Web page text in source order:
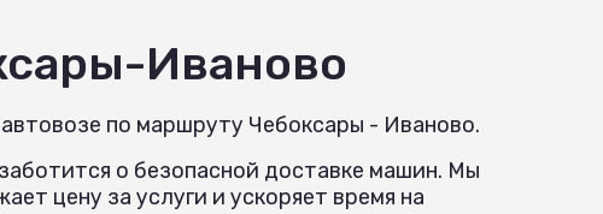
Иваново
по маршруту Чебоксары - Иваново.
о безопасной доставке машин. Мы
цену за услуги и ускоряет время на